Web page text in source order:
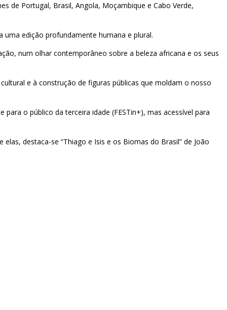
de Portugal, Brasil, Angola, Moçambique e Cabo Verde,
uma edição profundamente humana e plural.
num olhar contemporâneo sobre a beleza africana e os seus
e à construção de figuras públicas que moldam o nosso
o público da terceira idade (FESTin+), mas acessível para
destaca-se “Thiago e Isis e os Biomas do Brasil” de João